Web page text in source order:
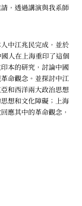
，透過講演與我系師
中江兆民完成，並於
人在上海重印了這個
本的研究，討論中國
命觀念。並探討中江
和西洋兩大政治思想
想和文化障礙；上海
應其中的革命觀念，